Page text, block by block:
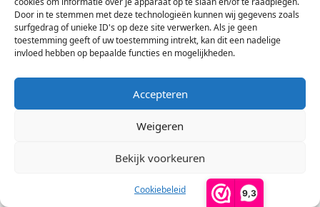
9,3
Door in te stemmen met deze technologieën kunnen wij gegevens zoals
surfgedrag of unieke ID's op deze site verwerken. Als je geen
toestemming geeft of uw toestemming intrekt, kan dit een nadelige
invloed hebben op bepaalde functies en mogelijkheden.
Accepteren
Weigeren
Bekijk voorkeuren
Cookiebeleid